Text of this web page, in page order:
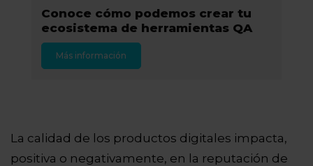
Conoce cómo podemos crear tu
ecosistema de herramientas QA
Más información
La calidad de los productos digitales impacta,
positiva o negativamente, en la reputación de